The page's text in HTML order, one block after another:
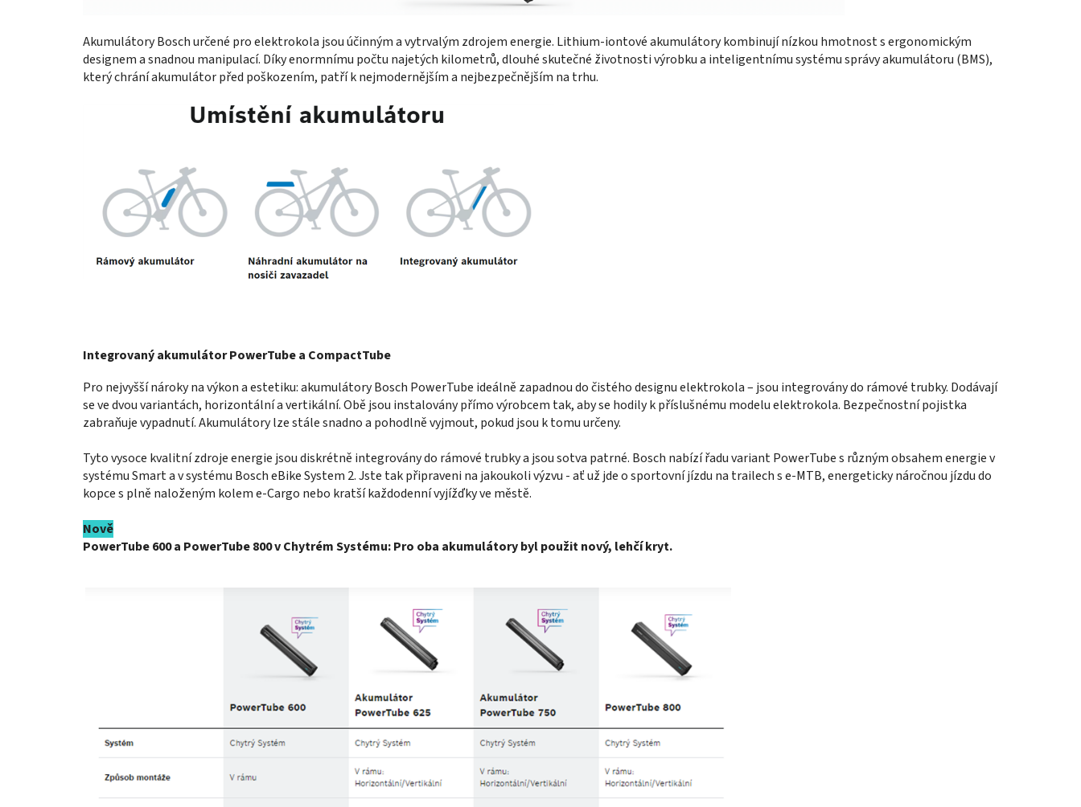
Akumulátory Bosch určené pro elektrokola jsou účinným a vytrvalým zdrojem energie. Lithium-iontové akumulátory kombinují nízkou hmotnost s ergonomickým
designem a snadnou manipulací. Díky enormnímu počtu najetých kilometrů, dlouhé skutečné životnosti výrobku a inteligentnímu systému správy akumulátoru (BMS),
který chrání akumulátor před poškozením, patří k nejmodernějším a nejbezpečnějším na trhu.
Integrovaný akumulátor PowerTube a CompactTube
Pro nejvyšší nároky na výkon a estetiku: akumulátory Bosch PowerTube ideálně zapadnou do čistého designu elektrokola – jsou integrovány do rámové trubky. Dodávají
se ve dvou variantách, horizontální a vertikální. Obě jsou instalovány přímo výrobcem tak, aby se hodily k příslušnému modelu elektrokola. Bezpečnostní pojistka
zabraňuje vypadnutí. Akumulátory lze stále snadno a pohodlně vyjmout, pokud jsou k tomu určeny.
Tyto vysoce kvalitní zdroje energie jsou diskrétně integrovány do rámové trubky a jsou sotva patrné. Bosch nabízí řadu variant PowerTube s různým obsahem energie v
systému Smart a v systému Bosch eBike System 2. Jste tak připraveni na jakoukoli výzvu - ať už jde o sportovní jízdu na trailech s e-MTB, energeticky náročnou jízdu do
kopce s plně naloženým kolem e-Cargo nebo kratší každodenní vyjížďky ve městě.
Nově
PowerTube 600 a PowerTube 800 v Chytrém Systému: Pro oba akumulátory byl použit nový, lehčí kryt.